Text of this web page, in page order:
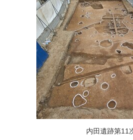
内田遺跡第11